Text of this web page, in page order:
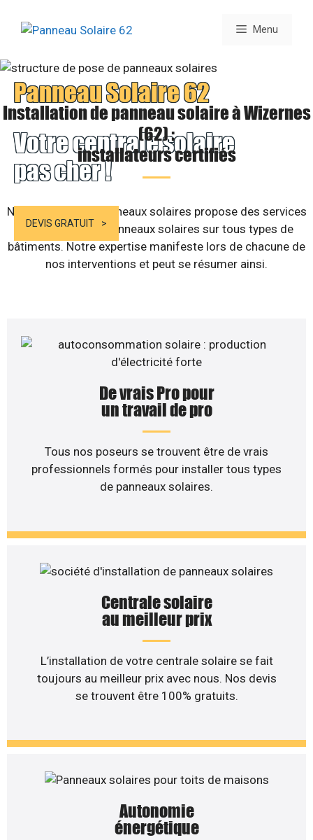
Menu
Panneau Solaire 62
Votre centrale solaire
pas cher !
DEVIS GRATUIT
Installation de panneau solaire à Wizernes
(62) :
installateurs certifiés
Notre société de panneaux solaires propose des services
d’installation de panneaux solaires sur tous types de
bâtiments. Notre expertise manifeste lors de chacune de
nos interventions et peut se résumer ainsi.
De vrais Pro pour
un travail de pro
Tous nos poseurs se trouvent être de vrais
professionnels formés pour installer tous types
de panneaux solaires.
Centrale solaire
au meilleur prix
L’installation de votre centrale solaire se fait
toujours au meilleur prix avec nous. Nos devis
se trouvent être 100% gratuits.
Autonomie
énergétique